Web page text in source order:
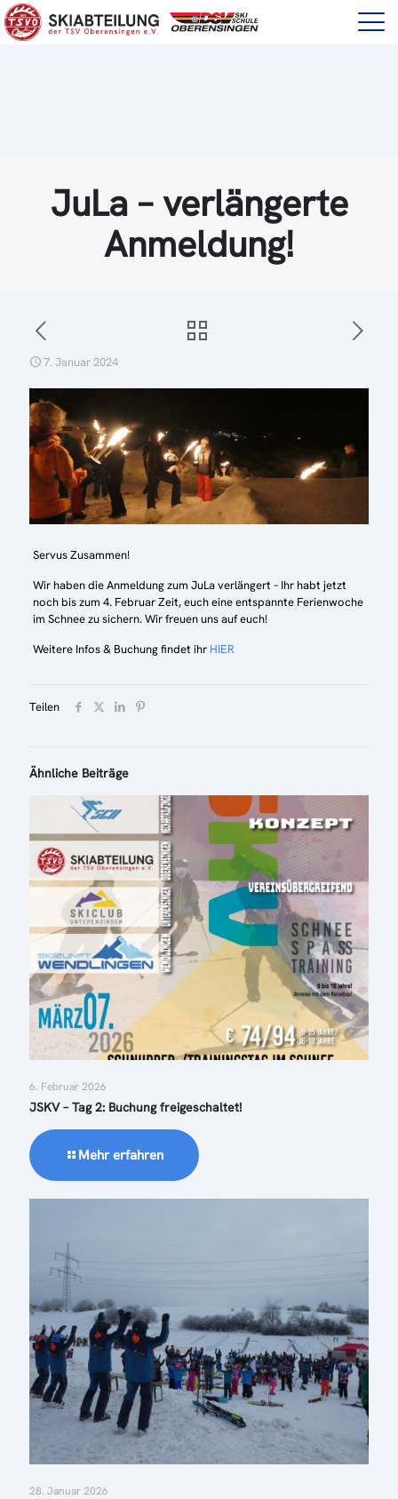
JuLa – verlängerte
Anmeldung!
7. Januar 2024
Servus Zusammen!
Wir haben die Anmeldung zum JuLa verlängert – Ihr habt jetzt
noch bis zum 4. Februar Zeit, euch eine entspannte Ferienwoche
im Schnee zu sichern. Wir freuen uns auf euch!
Weitere Infos & Buchung findet ihr HIER
Teilen
Ähnliche Beiträge
6. Februar 2026
JSKV – Tag 2: Buchung freigeschaltet!
Mehr erfahren
28. Januar 2026